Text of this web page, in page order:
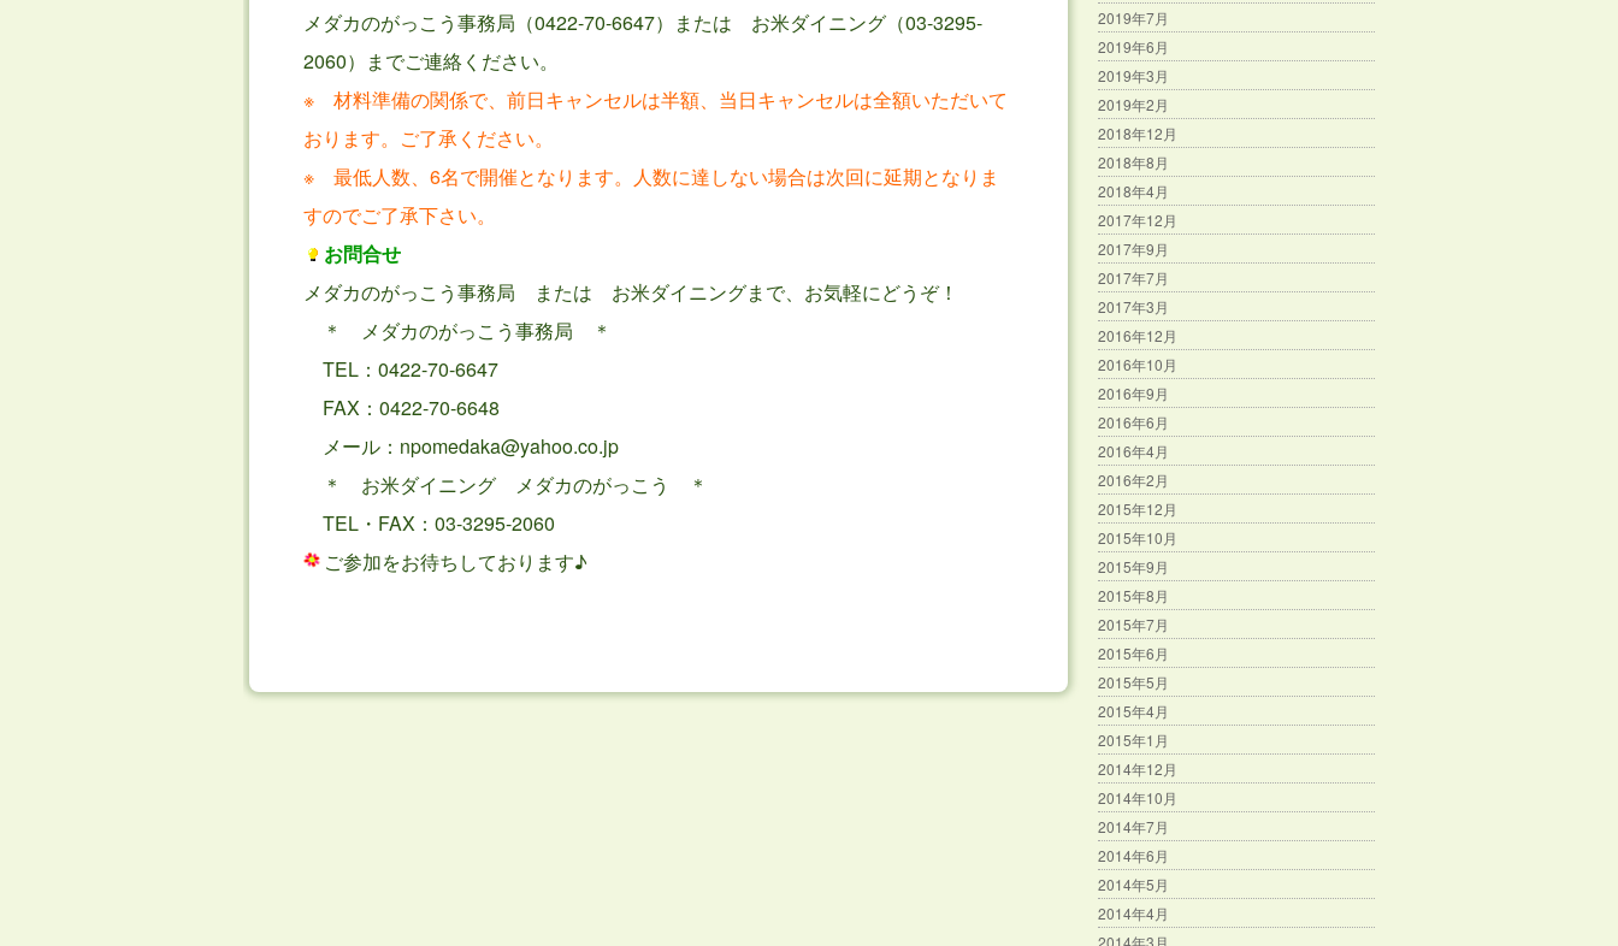
メダカのがっこう事務局（0422-70-6647）または お米ダイニング（03-3295-
2060）までご連絡ください。
※ 材料準備の関係で、前日キャンセルは半額、当日キャンセルは全額いただいて
おります。ご了承ください。
※ 最低人数、6名で開催となります。人数に達しない場合は次回に延期となりま
すのでご了承下さい。
お問合せ
メダカのがっこう事務局 または お米ダイニングまで、お気軽にどうぞ！
＊ メダカのがっこう事務局 ＊
TEL：0422-70-6647
FAX：0422-70-6648
メール：npomedaka@yahoo.co.jp
＊ お米ダイニング メダカのがっこう ＊
TEL・FAX：03-3295-2060
ご参加をお待ちしております♪
2019年7月
2019年6月
2019年3月
2019年2月
2018年12月
2018年8月
2018年4月
2017年12月
2017年9月
2017年7月
2017年3月
2016年12月
2016年10月
2016年9月
2016年6月
2016年4月
2016年2月
2015年12月
2015年10月
2015年9月
2015年8月
2015年7月
2015年6月
2015年5月
2015年4月
2015年1月
2014年12月
2014年10月
2014年7月
2014年6月
2014年5月
2014年4月
2014年3月